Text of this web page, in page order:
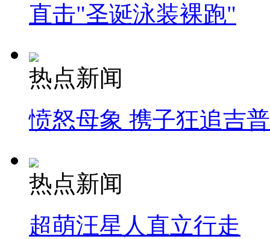
直击"圣诞泳装裸跑"
热点新闻
愤怒母象 携子狂追吉
热点新闻
超萌汪星人直立行走